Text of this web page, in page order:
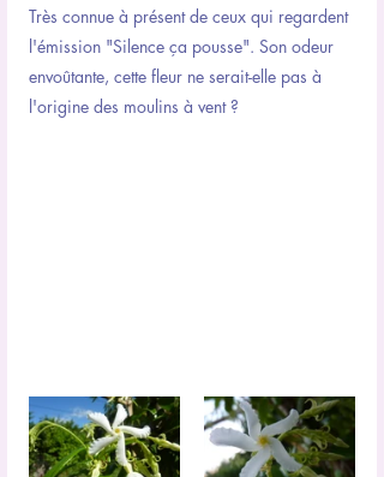
Très connue à présent de ceux qui regardent
l'émission "Silence ça pousse". Son odeur
envoûtante, cette fleur ne serait-elle pas à
l'origine des moulins à vent ?